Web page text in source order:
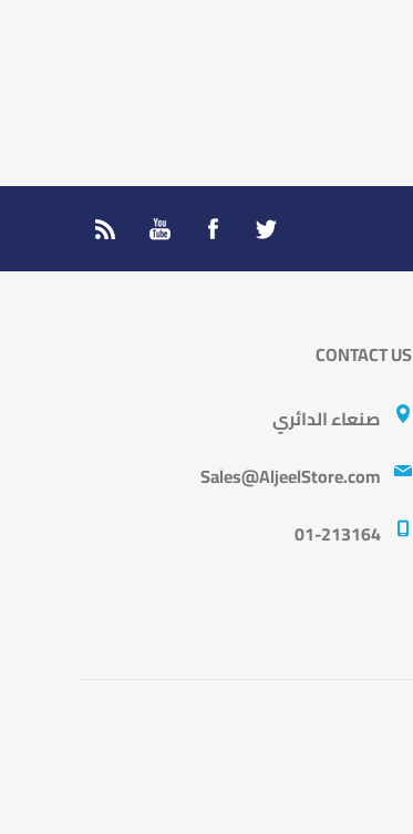
CONTACT US
صنعاء الدائري
Sales@AljeelStore.com
01-213164